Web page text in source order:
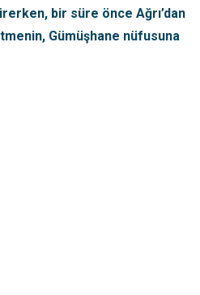
bir süre önce Ağrı’dan
Gümüşhane nüfusuna